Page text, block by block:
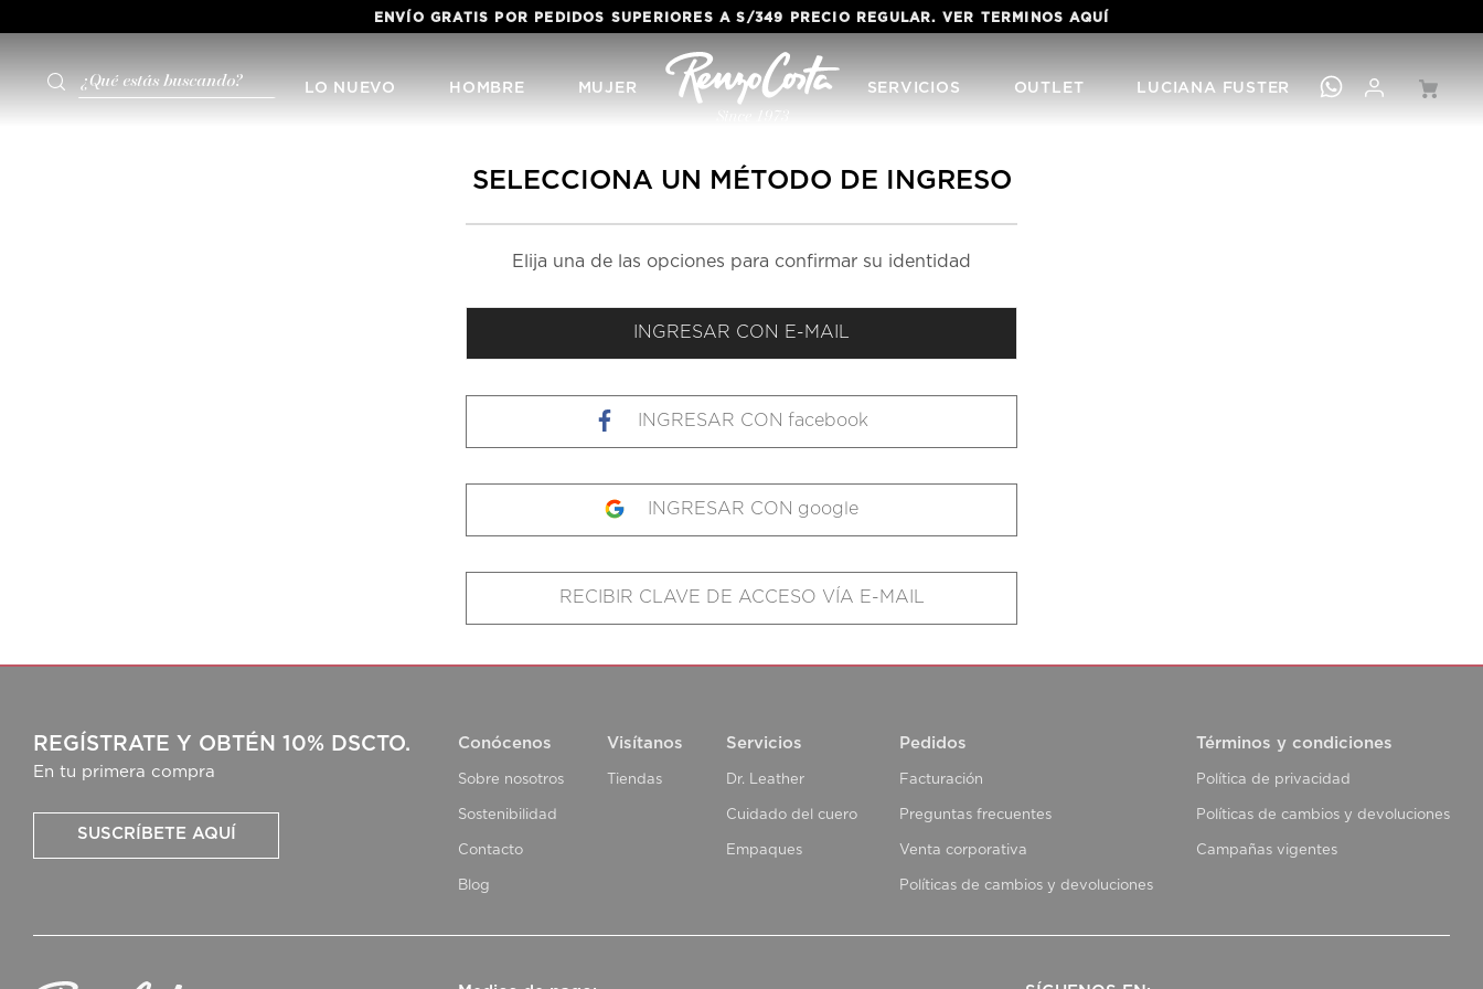
ENVÍO GRATIS POR PEDIDOS SUPERIORES A S/349 PRECIO REGULAR. VER TERMINOSAQUÍ
LO NUEVO HOMBRE MUJER SERVICIOS OUTLET LUCIANA FUSTER
SELECCIONA UN MÉTODO DE INGRESO
google
facebook
REGÍSTRATE Y OBTÉN 10% DSCTO.
En tu primera compra
SUSCRÍBETE AQUÍ
Conócenos
Sobre nosotros
Sostenibilidad
Contacto
Blog
Visítanos
Tiendas
Servicios
Dr. Leather
Cuidado del cuero
Empaques
Pedidos
Facturación
Preguntas frecuentes
Venta corporativa
Políticas de cambios y devoluciones
Términos y condiciones
Política de privacidad
Políticas de cambios y devoluciones
Campañas vigentes